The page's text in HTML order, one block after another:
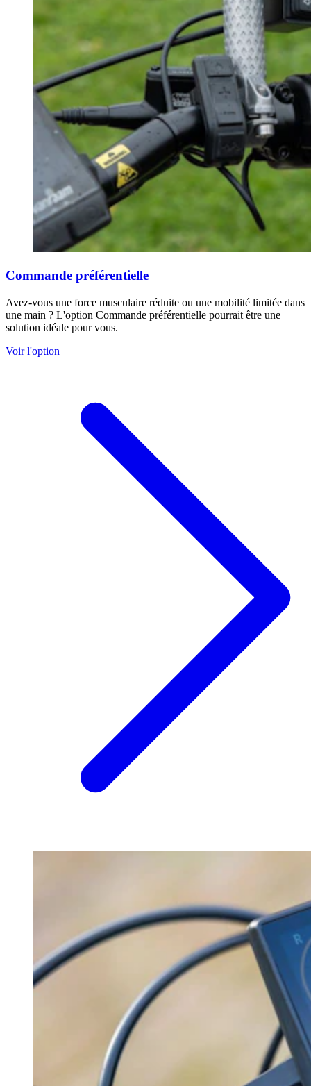
Commande préférentielle
Avez-vous une force musculaire réduite ou une mobilité limitée dans
une main ? L'option Commande préférentielle pourrait être une
solution idéale pour vous.
Voir l'option